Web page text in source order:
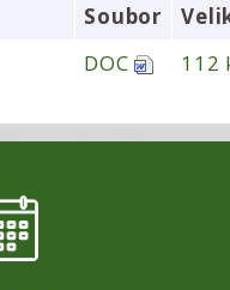
Soubor
DOC 112